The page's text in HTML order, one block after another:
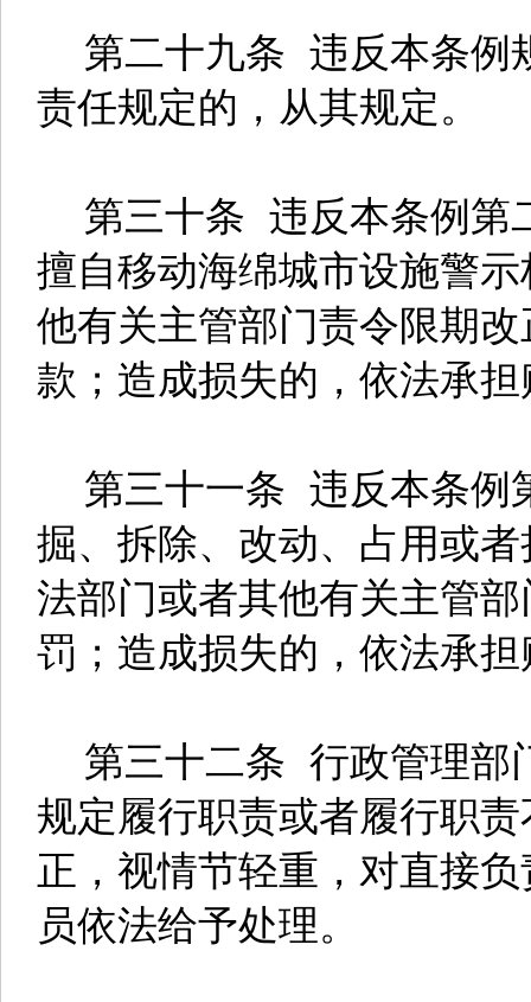
第二十九条 违反本条例
责任规定的，从其规定。
第三十条 违反本条例第
擅自移动海绵城市设施警
他有关主管部门责令限期
款；造成损失的，依法承
第三十一条 违反本条例
掘、拆除、改动、占用或
法部门或者其他有关主管
罚；造成损失的，依法承
第三十二条 行政管理部
规定履行职责或者履行职
正，视情节轻重，对直接
员依法给予处理。